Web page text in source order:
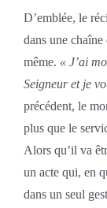
D’emblée, le
dans une
même. « J’ai
Seigneur et je
précédent, le
plus que le
Alors qu’il va
un acte qui, en
dans un seul